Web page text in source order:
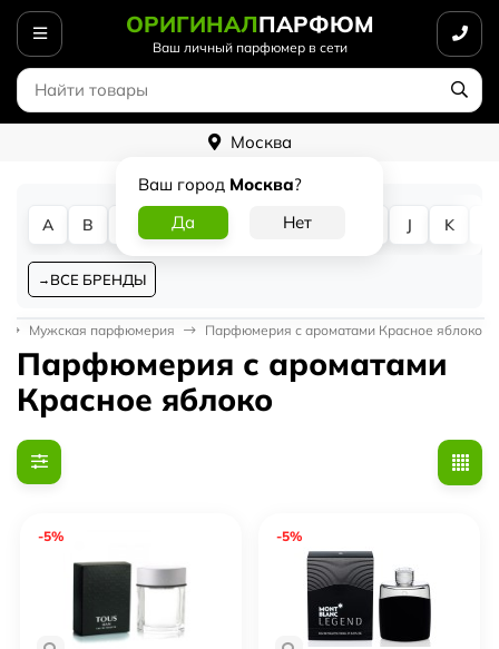
ОРИГИНАЛПАРФЮМ
Ваш личный парфюмер в сети
Москва
Ваш город Москва?
A B D G J K
ВСЕ БРЕНДЫ
Мужская парфюмерия Парфюмерия с ароматами Красное яблоко
Парфюмерия с ароматами
Красное яблоко
-5% -5%